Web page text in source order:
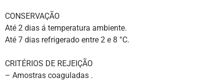
CONSERVAÇÃO
Até 2 dias á temperatura ambiente.
Até 7 dias refrigerado entre 2 e 8 °C.
CRITÉRIOS DE REJEIÇÃO
– Amostras coaguladas .